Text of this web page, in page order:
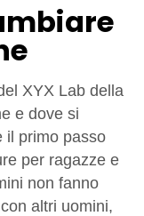
XYX Lab della
e dove si
il primo passo
per ragazze e
non fanno
altri uomini,